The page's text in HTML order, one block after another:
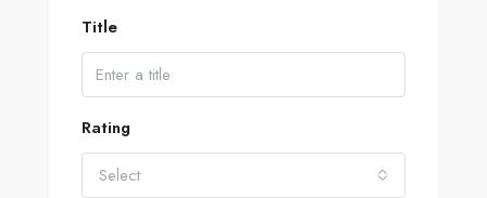
Title
Rating
Select